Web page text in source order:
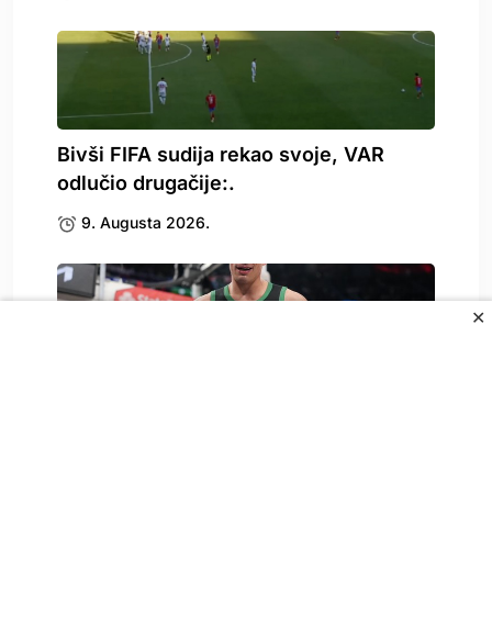
✕
Bivši FIFA sudija rekao svoje, VAR
odlučio drugačije:.
9. Augusta 2026.